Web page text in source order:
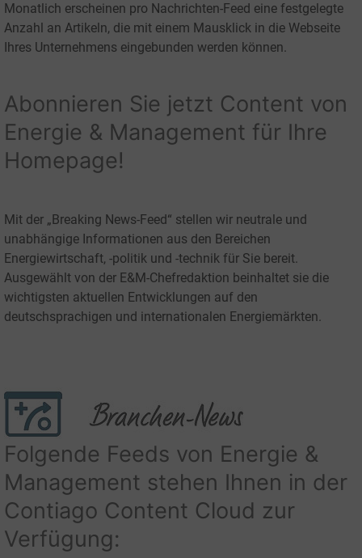
Monatlich erscheinen pro Nachrichten-Feed eine festgelegte
Anzahl an Artikeln, die mit einem Mausklick in die Webseite
Ihres Unternehmens eingebunden werden können.
Abonnieren Sie jetzt Content von
Energie & Management für Ihre
Homepage!
Mit der „Breaking News-Feed“ stellen wir neutrale und
unabhängige Informationen aus den Bereichen
Energiewirtschaft, -politik und -technik für Sie bereit.
Ausgewählt von der E&M-Chefredaktion beinhaltet sie die
wichtigsten aktuellen Entwicklungen auf den
deutschsprachigen und internationalen Energiemärkten.
Folgende Feeds von Energie &
Management stehen Ihnen in der
Contiago Content Cloud zur
Verfügung: